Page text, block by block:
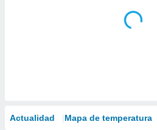
Actualidad Mapa de temperatura